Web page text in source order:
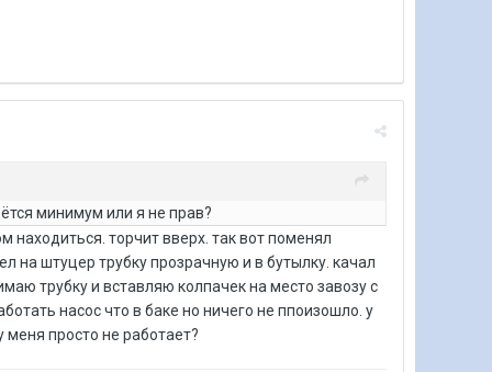
минимум или я не прав?
торчит вверх. так вот поменял
на штуцер трубку прозрачную и в бутылку. качал
трубку и вставляю колпачек на место завозу с
насос что в баке но ничего не ппоизошло. у
меня просто не работает?